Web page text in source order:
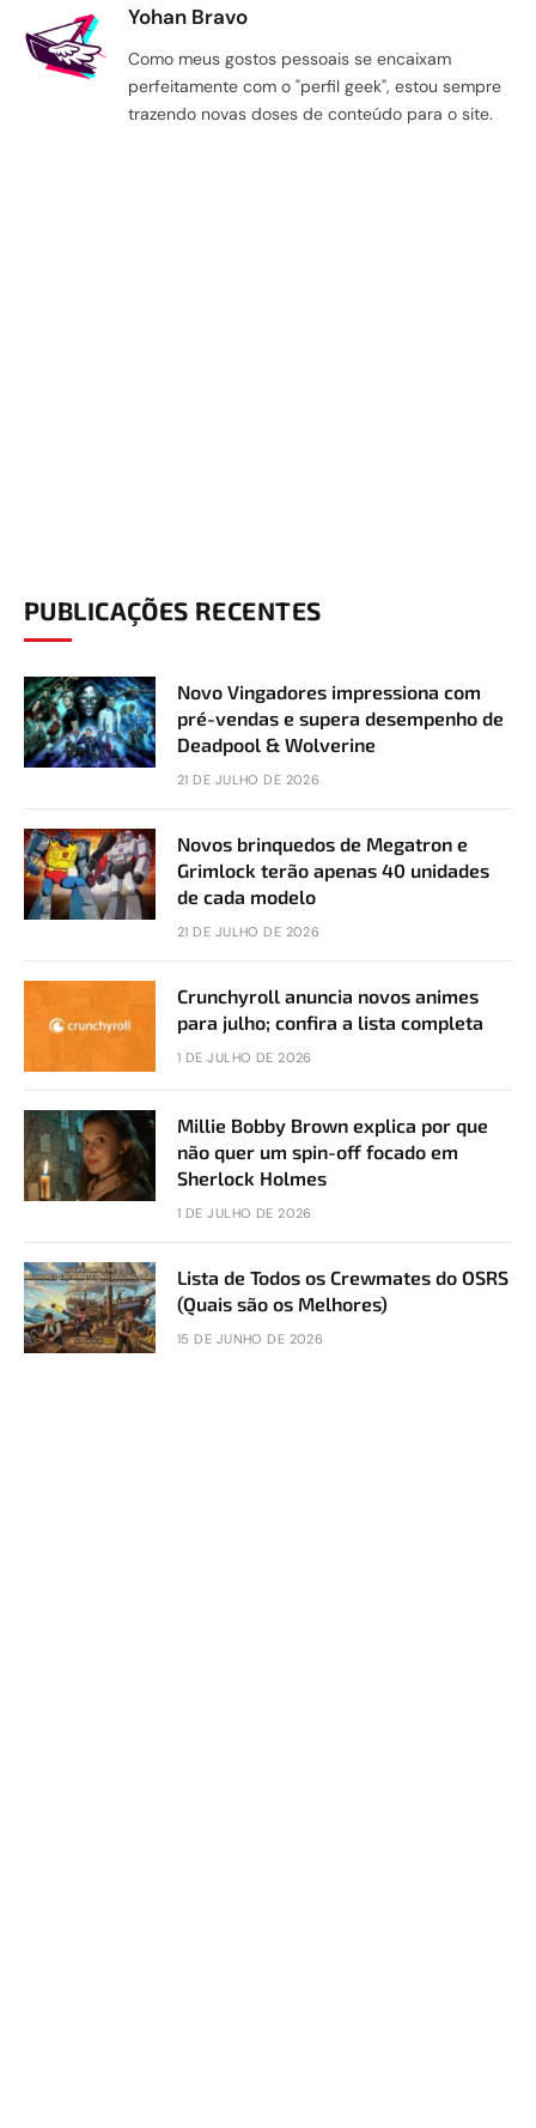
Yohan Bravo
Como meus gostos pessoais se encaixam
perfeitamente com o "perfil geek", estou sempre
trazendo novas doses de conteúdo para o site.
PUBLICAÇÕES RECENTES
Novo Vingadores impressiona com
pré-vendas e supera desempenho de
Deadpool & Wolverine
21 DE JULHO DE 2026
Novos brinquedos de Megatron e
Grimlock terão apenas 40 unidades
de cada modelo
21 DE JULHO DE 2026
Crunchyroll anuncia novos animes
para julho; confira a lista completa
1 DE JULHO DE 2026
Millie Bobby Brown explica por que
não quer um spin-off focado em
Sherlock Holmes
1 DE JULHO DE 2026
Lista de Todos os Crewmates do OSRS
(Quais são os Melhores)
15 DE JUNHO DE 2026